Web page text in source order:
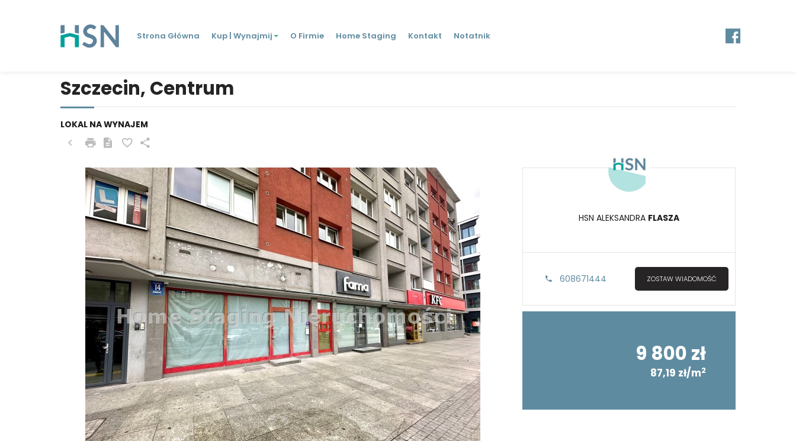
Strona Główna Kup | Wynajmij O Firmie Home Staging Kontakt Notatnik
Szczecin, Centrum
LOKAL NA WYNAJEM
HSN ALEKSANDRA FLASZA
608671444 ZOSTAW WIADOMOŚĆ
9 800 zł
87,19 zł/m2